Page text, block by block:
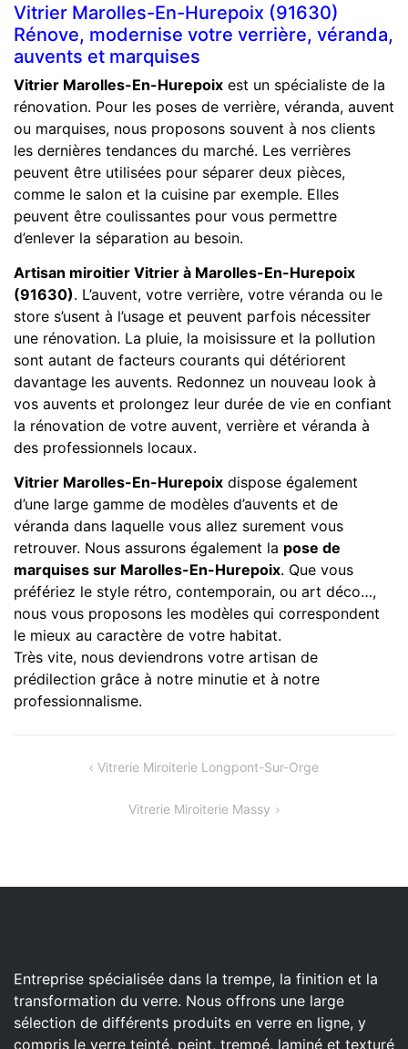
Vitrier Marolles-En-Hurepoix (91630)
Rénove, modernise votre verrière, véranda,
auvents et marquises
Vitrier Marolles-En-Hurepoix est un spécialiste de la
rénovation. Pour les poses de verrière, véranda, auvent
ou marquises, nous proposons souvent à nos clients
les dernières tendances du marché. Les verrières
peuvent être utilisées pour séparer deux pièces,
comme le salon et la cuisine par exemple. Elles
peuvent être coulissantes pour vous permettre
d’enlever la séparation au besoin.
Artisan miroitier Vitrier à Marolles-En-Hurepoix
(91630). L’auvent, votre verrière, votre véranda ou le
store s’usent à l’usage et peuvent parfois nécessiter
une rénovation. La pluie, la moisissure et la pollution
sont autant de facteurs courants qui détériorent
davantage les auvents. Redonnez un nouveau look à
vos auvents et prolongez leur durée de vie en confiant
la rénovation de votre auvent, verrière et véranda à
des professionnels locaux.
Vitrier Marolles-En-Hurepoix dispose également
d’une large gamme de modèles d’auvents et de
véranda dans laquelle vous allez surement vous
retrouver. Nous assurons également la pose de
marquises sur Marolles-En-Hurepoix. Que vous
préfériez le style rétro, contemporain, ou art déco…,
nous vous proposons les modèles qui correspondent
le mieux au caractère de votre habitat.
Très vite, nous deviendrons votre artisan de
prédilection grâce à notre minutie et à notre
professionnalisme.
NavigationVitrerie Miroiterie Longpont-Sur-Orge
Vitrerie Miroiterie Massy
Entreprise spécialisée dans la trempe, la finition et la
transformation du verre. Nous offrons une large
sélection de différents produits en verre en ligne, y
compris le verre teinté, peint, trempé, laminé et texturé